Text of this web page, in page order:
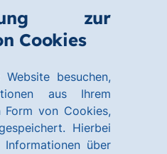
zur
Cookies
besuchen,
aus Ihrem
Form von Cookies,
Hierbei
über